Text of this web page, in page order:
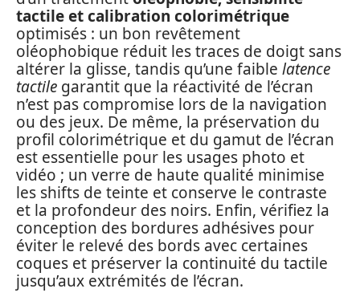
tactile et calibration colorimétrique
optimisés : un bon revêtement
oléophobique réduit les traces de doigt sans
altérer la glisse, tandis qu’une faible latence
tactile garantit que la réactivité de l’écran
n’est pas compromise lors de la navigation
ou des jeux. De même, la préservation du
profil colorimétrique et du gamut de l’écran
est essentielle pour les usages photo et
vidéo ; un verre de haute qualité minimise
les shifts de teinte et conserve le contraste
et la profondeur des noirs. Enfin, vérifiez la
conception des bordures adhésives pour
éviter le relevé des bords avec certaines
coques et préserver la continuité du tactile
jusqu’aux extrémités de l’écran.